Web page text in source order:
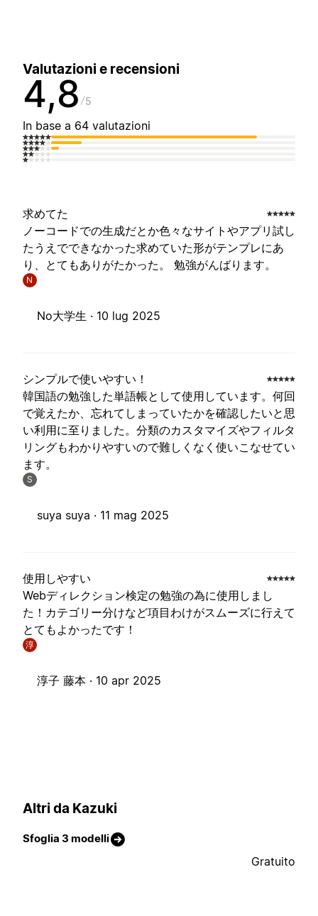
Valutazioni e recensioni
4,8 5
In base a 64 valutazioni
求めてた
ノーコードでの生成だとか色々なサイトやアプリ試し
たうえでできなかった求めていた形がテンプレにあ
り、とてもありがたかった。 勉強がんばります。
N
No大学生 · 10 lug 2025
シンプルで使いやすい！
韓国語の勉強した単語帳として使用しています。何回
で覚えたか、忘れてしまっていたかを確認したいと思
い利用に至りました。分類のカスタマイズやフィルタ
リングもわかりやすいので難しくなく使いこなせてい
ます。
S
suya suya · 11 mag 2025
使用しやすい
Webディレクション検定の勉強の為に使用しまし
た！カテゴリー分けなど項目わけがスムーズに行えて
とてもよかったです！
淳
淳子 藤本 · 10 apr 2025
Altri da Kazuki
Sfoglia 3 modelli
Gratuito